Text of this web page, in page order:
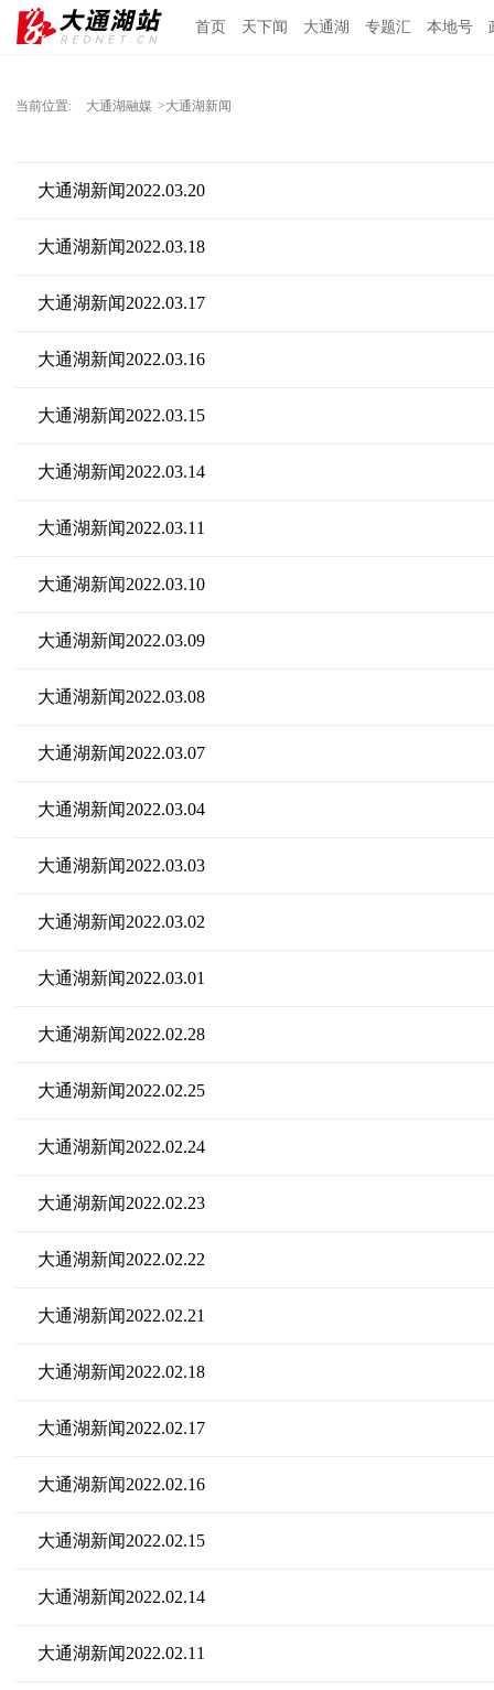
首页 天下闻 大通湖 专题汇 本地号
当前位置: 大通湖融媒 >大通湖新闻
大通湖新闻2022.03.20
大通湖新闻2022.03.18
大通湖新闻2022.03.17
大通湖新闻2022.03.16
大通湖新闻2022.03.15
大通湖新闻2022.03.14
大通湖新闻2022.03.11
大通湖新闻2022.03.10
大通湖新闻2022.03.09
大通湖新闻2022.03.08
大通湖新闻2022.03.07
大通湖新闻2022.03.04
大通湖新闻2022.03.03
大通湖新闻2022.03.02
大通湖新闻2022.03.01
大通湖新闻2022.02.28
大通湖新闻2022.02.25
大通湖新闻2022.02.24
大通湖新闻2022.02.23
大通湖新闻2022.02.22
大通湖新闻2022.02.21
大通湖新闻2022.02.18
大通湖新闻2022.02.17
大通湖新闻2022.02.16
大通湖新闻2022.02.15
大通湖新闻2022.02.14
大通湖新闻2022.02.11